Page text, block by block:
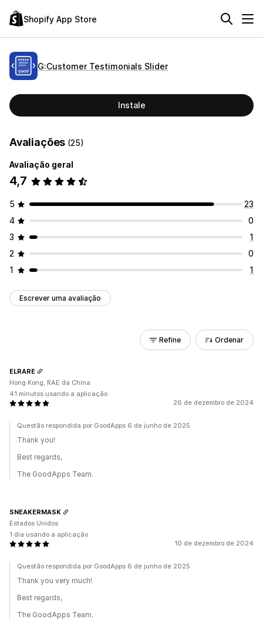
Shopify App Store
G:Customer Testimonials Slider
Instale
Avaliações (25)
Avaliação geral
4,7
5
23
4
0
3
1
2
0
1
1
Escrever uma avaliação
Refine Ordenar
26 de dezembro de 2024
ELRARE
Hong Kong, RAE da China
41 minutos usando a aplicação
Questão respondida por GoodApps 6 de junho de 2025
Thank you!
Best regards,
The GoodApps Team.
10 de dezembro de 2024
SNEAKERMASK
Estados Unidos
1 dia usando a aplicação
Questão respondida por GoodApps 6 de junho de 2025
Thank you very much!
Best regards,
The GoodApps Team.